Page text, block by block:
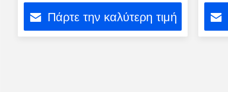
Πάρτε την καλύτερη τιμή